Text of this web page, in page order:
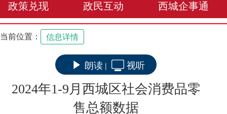
政策兑现 政民互动 西城企事通
当前位置： 信息详情
朗读 | 视听
2024年1-9月西城区社会消费品零
售总额数据